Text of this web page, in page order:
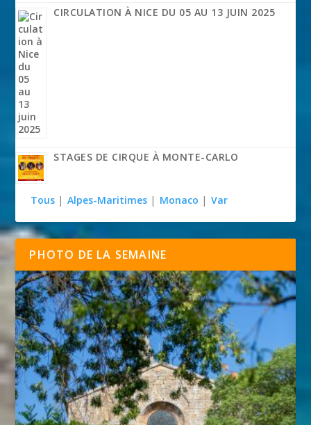
CIRCULATION À NICE DU 05 AU 13 JUIN 2025
STAGES DE CIRQUE À MONTE-CARLO
Tous | Alpes-Maritimes | Monaco | Var
PHOTO DE LA SEMAINE